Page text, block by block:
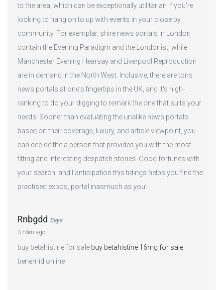
to the area, which can be exceptionally utilitarian if you're
looking to hang on to up with events in your close by
community. For exemplar, shire news portals in London
contain the Evening Paradigm and the Londonist, while
Manchester Evening Hearsay and Liverpool Reproduction
are in demand in the North West. Inclusive, there are tons
news portals at one's fingertips in the UK, and it's high-
ranking to do your digging to remark the one that suits your
needs. Sooner than evaluating the unalike news portals
based on their coverage, luxury, and article viewpoint, you
can decide the a person that provides you with the most
fitting and interesting despatch stories. Good fortunes with
your search, and I anticipation this tidings helps you find the
practised expos‚ portal inasmuch as you!
Rnbgdd Says
3 năm ago
buy betahistine for sale buy betahistine 16mg for sale
benemid online